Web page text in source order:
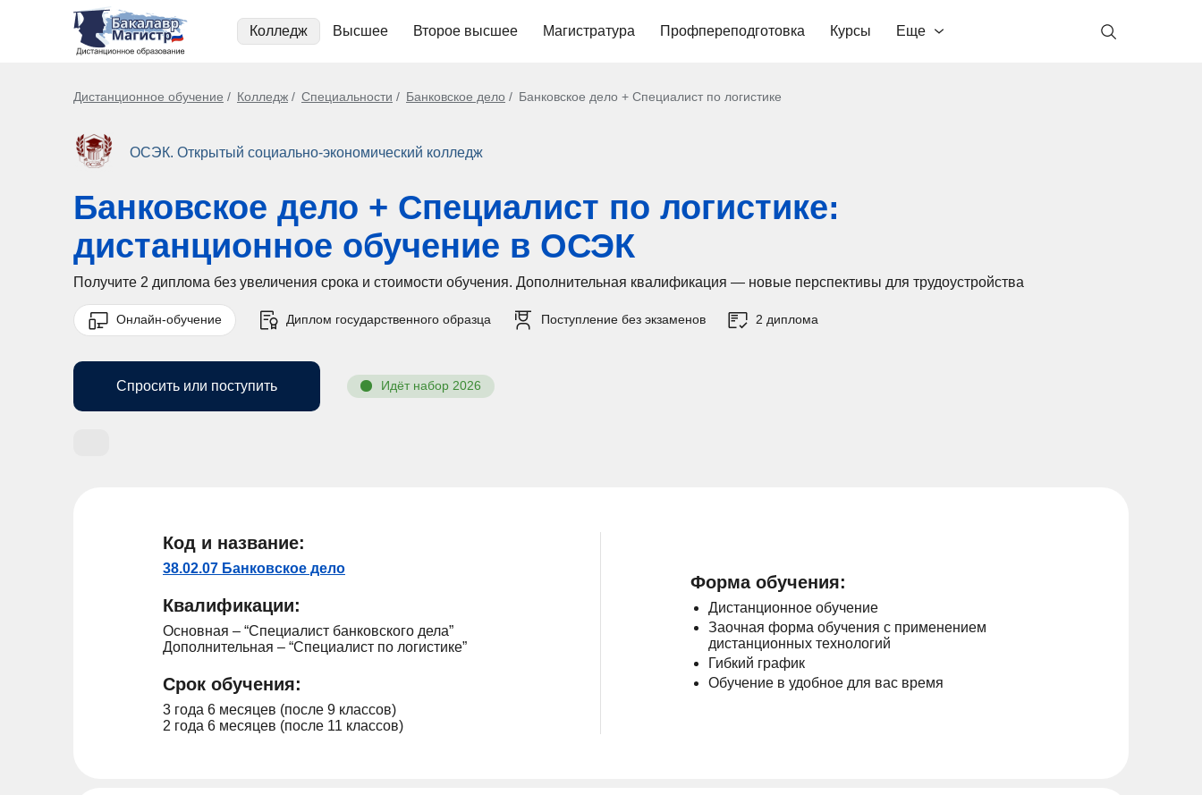
Колледж Высшее Второе высшее Магистратура Профпереподготовка Курсы Еще
Дистанционное обучение Колледж Специальности Банковское дело Банковское дело + Специалист по логистике
ОСЭК. Открытый социально-экономический колледж
Банковское дело + Специалист по логистике:
дистанционное обучение в ОСЭК
Получите 2 диплома без увеличения срока и стоимости обучения. Дополнительная квалификация — новые перспективы для трудоустройства
Онлайн-обучение Диплом государственного образца Поступление без экзаменов 2 диплома
Спросить или поступить Идёт набор 2026
Код и название:
38.02.07 Банковское дело
Квалификации:
Основная – “Специалист банковского дела”
Дополнительная – “Специалист по логистике”
Срок обучения:
3 года 6 месяцев (после 9 классов)
2 года 6 месяцев (после 11 классов)
Форма обучения:
Дистанционное обучение
Заочная форма обучения с применением
дистанционных технологий
Гибкий график
Обучение в удобное для вас время